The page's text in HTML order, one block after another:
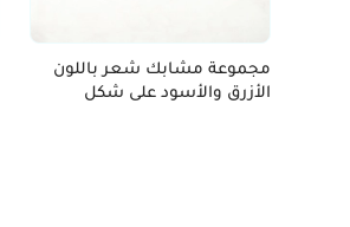
مجموعة مشابك شعر باللون
الأزرق والأسود على شكل